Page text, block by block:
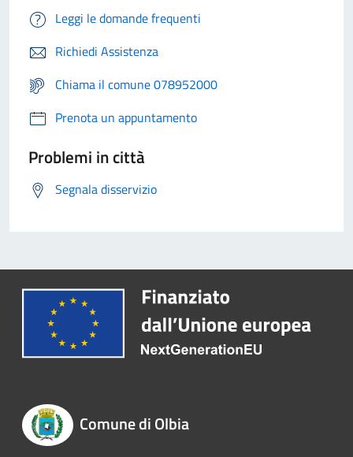
Leggi le domande frequenti
Richiedi Assistenza
Chiama il comune 078952000
Prenota un appuntamento
Problemi in città
Segnala disservizio
Comune di Olbia